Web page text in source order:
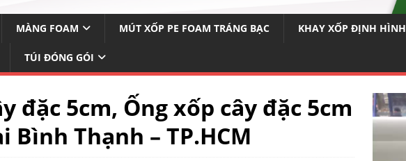
MÀNG FOAM MÚT XỐP PE FOAM TRÁNG BẠC KHAY XỐP ĐỊNH HÌNH
TÚI ĐÓNG GÓI
đặc 5cm, Ống xốp cây đặc 5cm
Bình Thạnh – TP.HCM